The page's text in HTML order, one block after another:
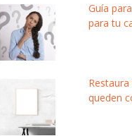
Guía
para tu
queden